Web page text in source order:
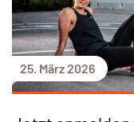
25. März 2026